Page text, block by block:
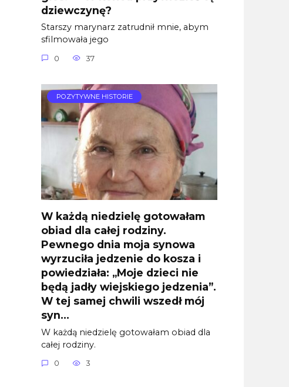
dziewczynę?
Starszy marynarz zatrudnił mnie, abym
sfilmowała jego
0 37
POZYTYWNE HISTORIE
W każdą niedzielę gotowałam
obiad dla całej rodziny.
Pewnego dnia moja synowa
wyrzuciła jedzenie do kosza i
powiedziała: „Moje dzieci nie
będą jadły wiejskiego jedzenia”.
W tej samej chwili wszedł mój
syn…
W każdą niedzielę gotowałam obiad dla
całej rodziny.
0 3